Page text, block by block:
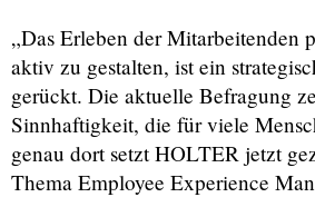
„Das Erleben der Mitarbeitenden
aktiv zu gestalten, ist ein
gerückt. Die aktuelle Befragung
Sinnhaftigkeit, die für viele
genau dort setzt HOLTER jetzt
Thema Employee Experience